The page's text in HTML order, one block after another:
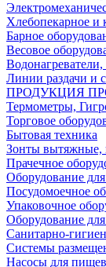
Хлебопекарное и
Барное
Весовое
Линии раздачи и
ПРОДУКЦИЯ
Термометры,
Торговое
Бытовая техника
Зонты вытяжные,
Прачечное
Оборудование
Посудомоечное
Упаковочное
Оборудование
Санитарно-
Системы
Насосы для